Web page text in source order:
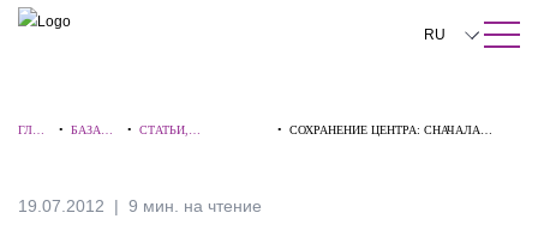
ПОИСК ПО САЙТУ Закрыть
RU
中文
ГЛАВ
•БАЗА
• СТАТЬИ,
•СОХРАНЕНИЕ ЦЕНТРА: СНАЧАЛА
19.07.2012 9 мин. на чтение